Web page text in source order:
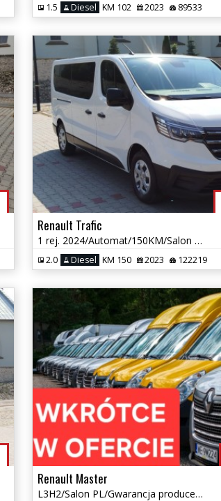
1.5 Diesel KM 102 2023 89533
Renault Trafic
1 rej. 2024/Automat/150KM/Salon PL/Bezwypadkowy/Long/L2H1/ Gwarancja
2.0 Diesel KM 150 2023 122219
Renault Master
L3H2/Salon PL/Gwarancja producenta/Tempomat/